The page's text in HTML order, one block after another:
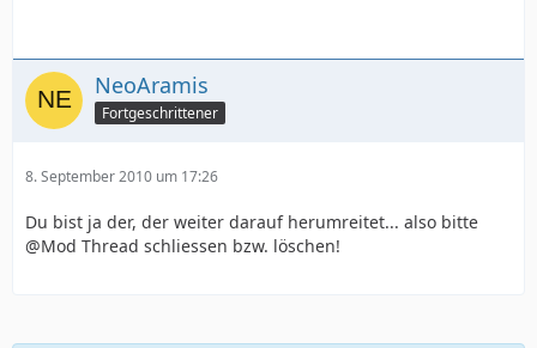
NeoAramis
Fortgeschrittener
8. September 2010 um 17:26
Du bist ja der, der weiter darauf herumreitet... also bitte
@Mod Thread schliessen bzw. löschen!